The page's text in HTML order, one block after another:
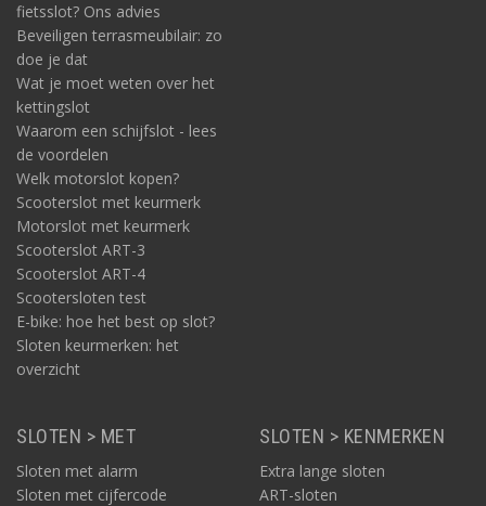
fietsslot? Ons advies
Beveiligen terrasmeubilair: zo
doe je dat
Wat je moet weten over het
kettingslot
Waarom een schijfslot - lees
de voordelen
Welk motorslot kopen?
Scooterslot met keurmerk
Motorslot met keurmerk
Scooterslot ART-3
Scooterslot ART-4
Scootersloten test
E-bike: hoe het best op slot?
Sloten keurmerken: het
overzicht
SLOTEN > MET
Sloten met alarm
Sloten met cijfercode
SLOTEN > KENMERKEN
Extra lange sloten
ART-sloten